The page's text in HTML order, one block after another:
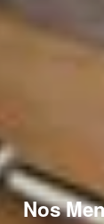
Nos